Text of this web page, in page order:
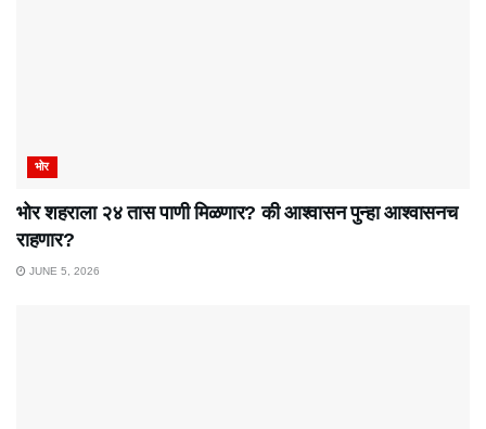
भोर
भोर शहराला २४ तास पाणी मिळणार? की आश्वासन पुन्हा आश्वासनच
राहणार?
JUNE 5, 2026